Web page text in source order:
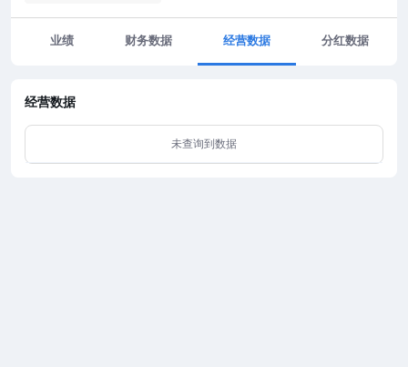
业绩 财务数据 经营数据 分红数据
经营数据
未查询到数据